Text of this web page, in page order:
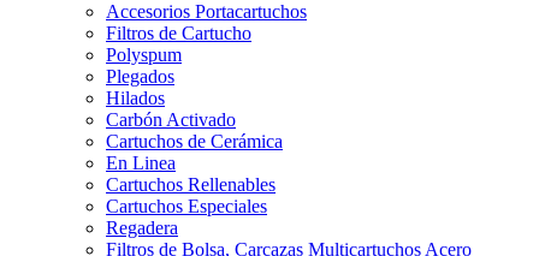
Accesorios Portacartuchos
Filtros de Cartucho
Polyspum
Plegados
Hilados
Carbón Activado
Cartuchos de Cerámica
En Linea
Cartuchos Rellenables
Cartuchos Especiales
Regadera
Filtros de Bolsa, Carcazas Multicartuchos Acero